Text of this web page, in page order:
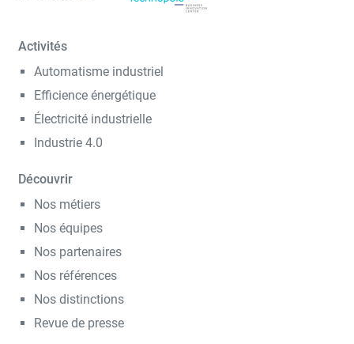
Activités
Automatisme industriel
Efficience énergétique
Électricité industrielle
Industrie 4.0
Découvrir
Nos métiers
Nos équipes
Nos partenaires
Nos références
Nos distinctions
Revue de presse